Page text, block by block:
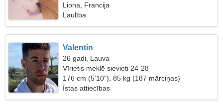
Liona, Francija
Laulība
Valentin
26 gadi, Lauva
Vīrietis meklē sievieti 24-28
176 cm (5'10"), 85 kg (187 mārciņas)
Īstas attiecības